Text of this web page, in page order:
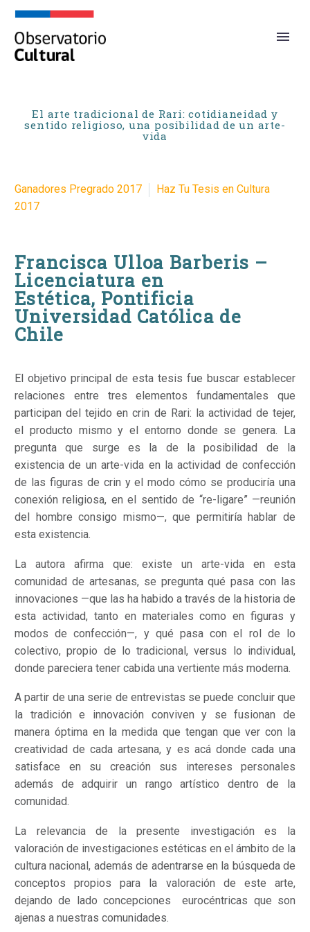
El arte tradicional de Rari: cotidianeidad y
sentido religioso, una posibilidad de un arte-
vida
Ganadores Pregrado 2017
Haz Tu Tesis en Cultura
2017
Francisca Ulloa Barberis –
Licenciatura en
Estética, Pontificia
Universidad Católica de
Chile
El objetivo principal de esta tesis fue buscar establecer
relaciones entre tres elementos fundamentales que
participan del tejido en crin de Rari: la actividad de tejer,
el producto mismo y el entorno donde se genera. La
pregunta que surge es la de la posibilidad de la
existencia de un arte-vida en la actividad de confección
de las figuras de crin y el modo cómo se produciría una
conexión religiosa, en el sentido de “re-ligare” —reunión
del hombre consigo mismo—, que permitiría hablar de
esta existencia.
La autora afirma que: existe un arte-vida en esta
comunidad de artesanas, se pregunta qué pasa con las
innovaciones —que las ha habido a través de la historia de
esta actividad, tanto en materiales como en figuras y
modos de confección—, y qué pasa con el rol de lo
colectivo, propio de lo tradicional, versus lo individual,
donde pareciera tener cabida una vertiente más moderna.
A partir de una serie de entrevistas se puede concluir que
la tradición e innovación conviven y se fusionan de
manera óptima en la medida que tengan que ver con la
creatividad de cada artesana, y es acá donde cada una
satisface en su creación sus intereses personales
además de adquirir un rango artístico dentro de la
comunidad.
La relevancia de la presente investigación es la
valoración de investigaciones estéticas en el ámbito de la
cultura nacional, además de adentrarse en la búsqueda de
conceptos propios para la valoración de este arte,
dejando de lado concepciones eurocéntricas que son
ajenas a nuestras comunidades.